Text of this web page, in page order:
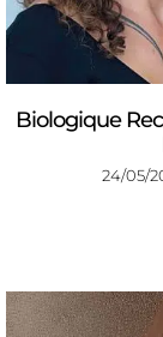
Biologique
24/05/